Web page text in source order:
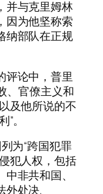
并与克里姆林
因为他坚称索
纳部队在正规
评论中，普里
、官僚主义和
及他所说的不
。
为“跨国犯罪
犯人权，包括
非共和国、
外处决.